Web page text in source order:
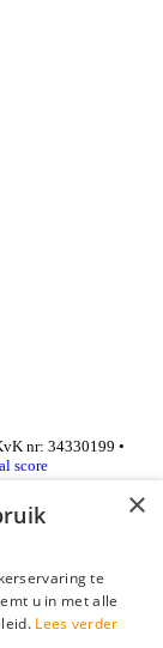
nr: 34330199 •
score
×
te
u in met alle
Lees verder